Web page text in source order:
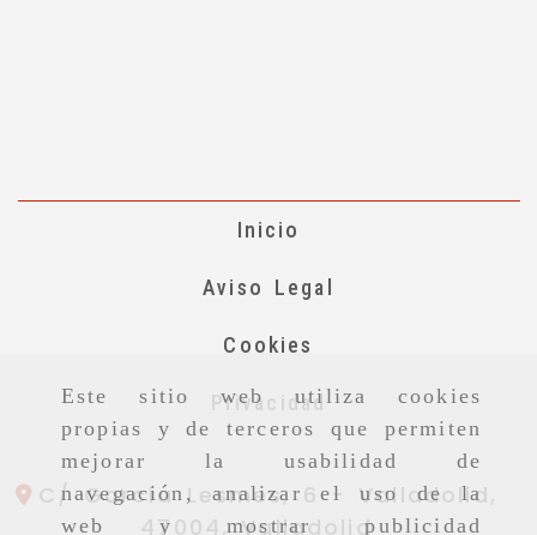
Este sitio web utiliza cookies
propias y de terceros que permiten
mejorar la usabilidad de
navegación, analizar el uso de la
web y mostrar publicidad
Inicio
Aviso Legal
Cookies
Privacidad
C/ García Lesmes, 6 - Valladolid,
47004,Valladolid